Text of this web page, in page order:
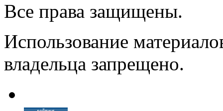
Все права защищены.
Использование
владельца запрещено.